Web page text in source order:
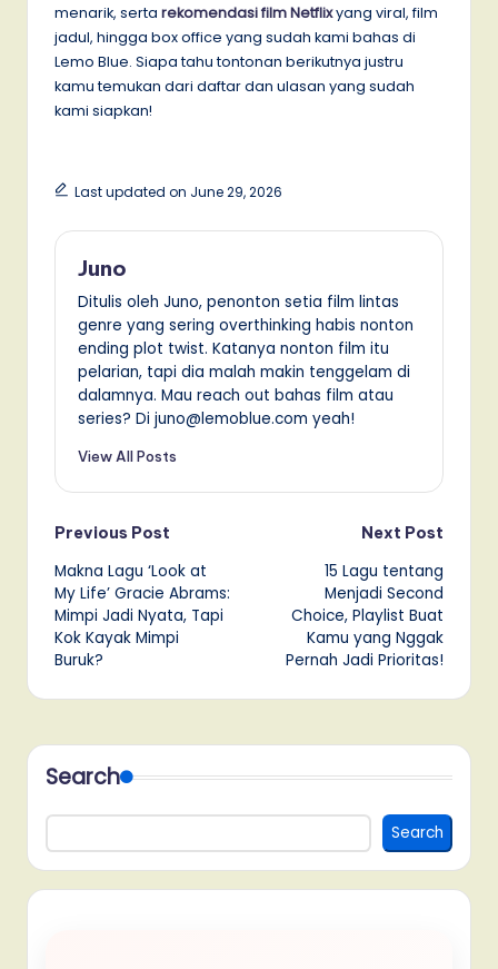
menarik, serta rekomendasi filmNetflixyang viral, film
jadul, hingga box office yang sudah kami bahas di
Lemo Blue. Siapa tahu tontonan berikutnya justru
kamu temukan dari daftar dan ulasan yang sudah
kami siapkan!
Last updated on June 29, 2026
Juno
Ditulis oleh Juno, penonton setia film lintas
genre yang sering overthinking habis nonton
ending plot twist. Katanya nonton film itu
pelarian, tapi dia malah makin tenggelam di
dalamnya. Mau reach out bahas film atau
series? Di juno@lemoblue.com yeah!
View All Posts
Post
navigation
Previous Post
Makna Lagu ‘Look at
My Life’ Gracie Abrams:
Mimpi Jadi Nyata, Tapi
Kok Kayak Mimpi
Buruk?
Next Post
15 Lagu tentang
Menjadi Second
Choice, Playlist Buat
Kamu yang Nggak
Pernah Jadi Prioritas!
Search
Search